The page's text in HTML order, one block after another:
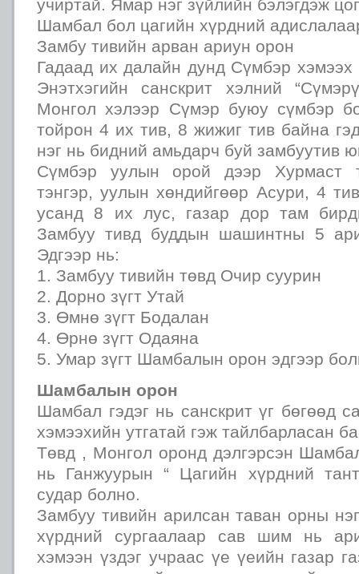
учиртай. Ямар нэг зүйлийн бэлэгдэж
Шамбал бол цагийн хүрдний
Замбу тивийн арван ариун орон
Гадаад их далайн дунд Сүмбэр
Энэтхэгийн санскрит хэлний
Монгол хэлээр Сүмэр буюу сүмбэр
тойрон 4 их тив, 8 жижиг тив байна
нэг нь бидний амьдарч буй замбуутив
Сүмбэр уулын орой дээр Хурмаст
тэнгэр, уулын хөндийгөөр Асури, 4
усанд 8 их лус, газар дор там
Замбуу тивд буддын шашинтны 5
Эдгээр нь:
1. Замбуу тивийн төвд Очир суурин
2. Дорно зүгт Утай
3. Өмнө зүгт Бодалан
4. Өрнө зүгт Одаяна
5. Умар зүгт Шамбалын орон эдгээр
Шамбалын орон
Шамбал гэдэг нь санскрит үг бөгөөд
хэмээхийн утгатай гэж тайлбарласан
Төвд , Монгол оронд дэлгэрсэн
нь Ганжуурын “ Цагийн хүрдний
судар болно.
Замбуу тивийн арилсан таван орны
хүрдний сургаалаар сав шим нь
хэмээн үздэг учраас үе үеийн газар